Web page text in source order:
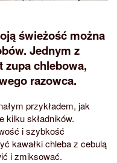
świeżość można
Jednym z
zupa chlebowa,
razowca.
przykładem, jak
kilku składników.
i szybkość
kawałki chleba z cebulą
i zmiksować.